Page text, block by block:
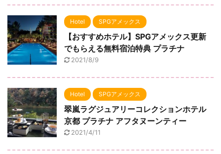
Hotel SPGアメックス
【おすすめホテル】SPGアメックス更新
でもらえる無料宿泊特典 プラチナ
2021/8/9
Hotel SPGアメックス
翠嵐ラグジュアリーコレクションホテル
京都 プラチナ アフタヌーンティー
2021/4/11